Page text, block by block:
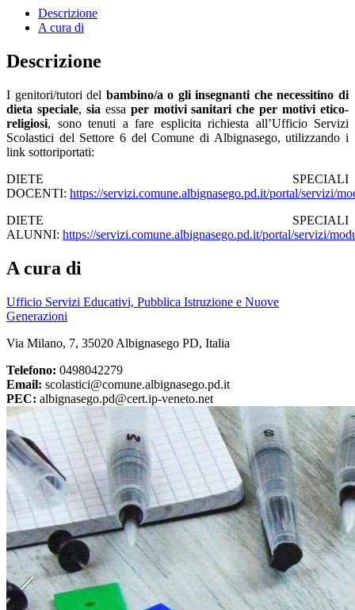
Descrizione
A cura di
Descrizione
I genitori/tutori del bambino/a o gli insegnanti che necessitino di
dieta speciale, sia essa per motivi sanitari che per motivi etico-
religiosi, sono tenuti a fare esplicita richiesta all’Ufficio Servizi
Scolastici del Settore 6 del Comune di Albignasego, utilizzando i
link sottoriportati:
DIETE SPECIALI
DOCENTI: https://servizi.comune.albignasego.pd.it/portal/servizi/
DIETE SPECIALI
ALUNNI: https://servizi.comune.albignasego.pd.it/portal/servizi/
A cura di
Ufficio Servizi Educativi, Pubblica Istruzione e Nuove
Generazioni
Via Milano, 7, 35020 Albignasego PD, Italia
Telefono: 0498042279
Email: scolastici@comune.albignasego.pd.it
PEC: albignasego.pd@cert.ip-veneto.net